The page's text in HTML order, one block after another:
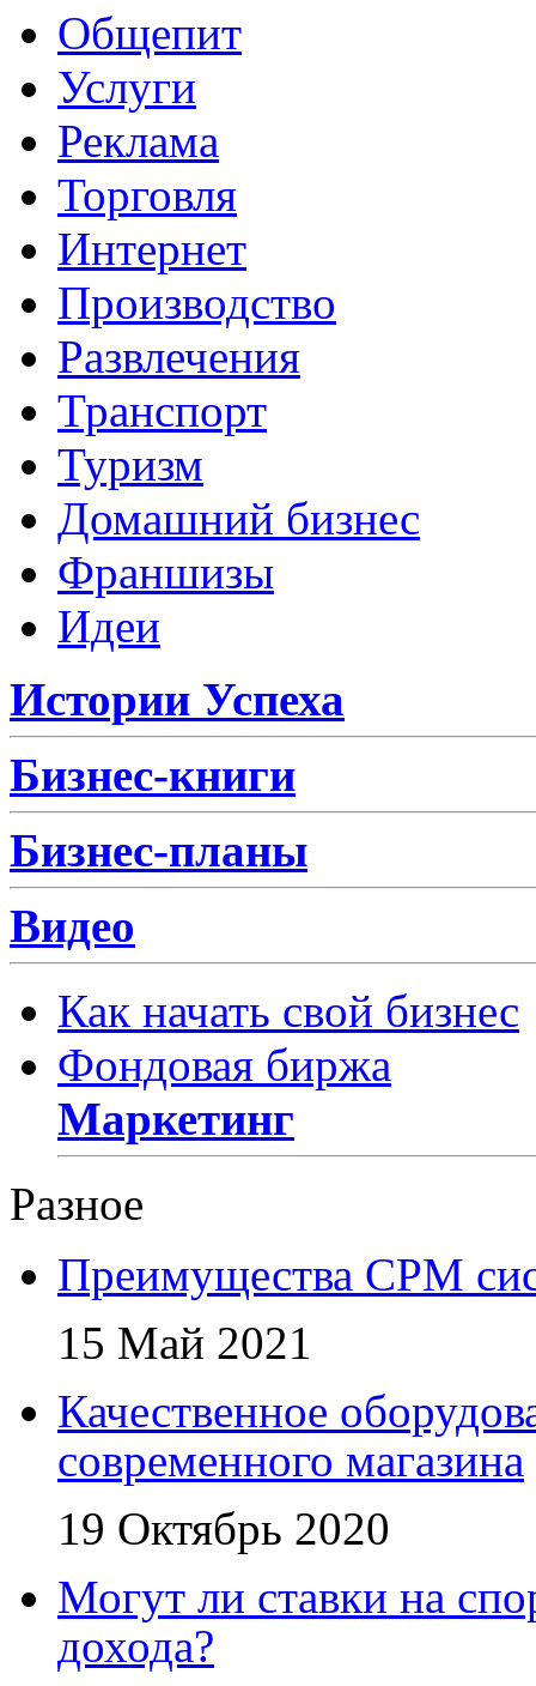
Общепит
Услуги
Реклама
Торговля
Интернет
Производство
Развлечения
Транспорт
Туризм
Домашний бизнес
Франшизы
Идеи
Истории Успеха
Бизнес-книги
Бизнес-планы
Видео
Как начать свой бизнес
Фондовая биржа
Маркетинг
Разное
Преимущества СРМ
15 Май 2021
Качественное
современного магазина
19 Октябрь 2020
Могут ли ставки на
дохода?